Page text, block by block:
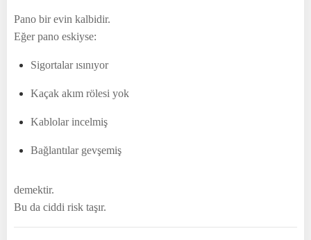
Pano bir evin kalbidir.
Eğer pano eskiyse:
Sigortalar ısınıyor
Kaçak akım rölesi yok
Kablolar incelmiş
Bağlantılar gevşemiş
demektir.
Bu da ciddi risk taşır.